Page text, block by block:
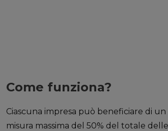
Come funziona?
Ciascuna impresa può beneficiare di
misura massima del 50% del totale